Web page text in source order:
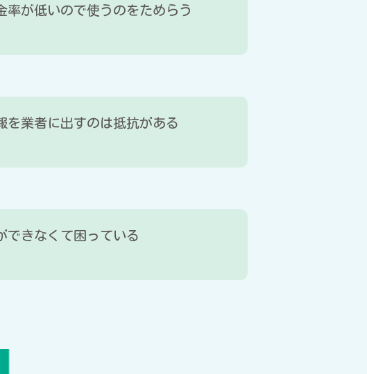
率が低いので使うのをためらう
を業者に出すのは抵抗がある
できなくて困っている